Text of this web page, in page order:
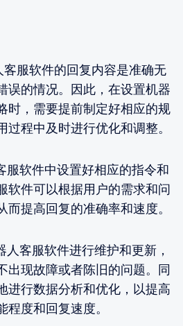
客服软件的回复内容是准确无
误的情况。因此，在设置机器
时，需要提前制定好相应的规
过程中及时进行优化和调整。
服软件中设置好相应的指令和
软件可以根据用户的需求和问
而提高回复的准确率和速度。
客服软件进行维护和更新，
出现故障或者陈旧的问题。同
进行数据分析和优化，以提高
度和回复速度。